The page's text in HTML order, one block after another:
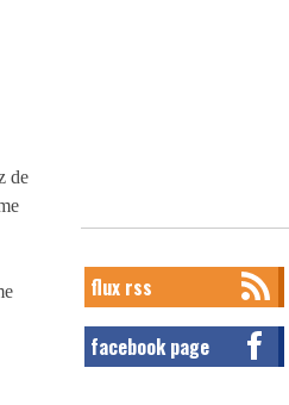
de
flux rss
facebook page